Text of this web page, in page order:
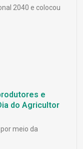
2040 e colocou
e
do Agricultor
meio da